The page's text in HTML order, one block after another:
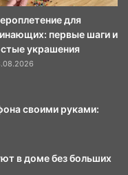
для
первые шаги и
украшения
своими руками:
в доме без больших